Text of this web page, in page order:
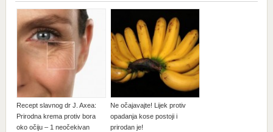
Recept slavnog dr J. Axea:
Prirodna krema protiv bora
oko očiju – 1 neočekivan
Ne očajavajte! Lijek protiv
opadanja kose postoji i
prirodan je!